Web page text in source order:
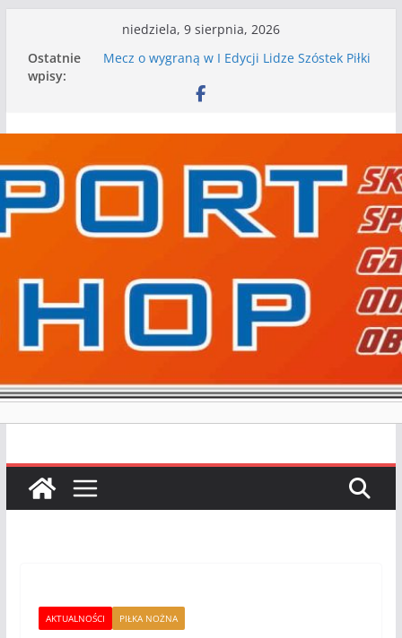
treści
niedziela, 9 sierpnia, 2026
Ostatnie
wpisy:
Mecz o wygraną w I Edycji Lidze Szóstek Piłki
Nasze piłkarskie zespoły w toku przygotowań
Kolejne gry kontrolne naszych piłkarskich
WKS wygrywa pierwszą edycję Ligi Szóstek w
Gwdzie Wielkiej
I mamy kolejne gry kontrolne, piłkarskie
granie przed nami
AKTUALNOŚCI PIŁKA NOŻNA